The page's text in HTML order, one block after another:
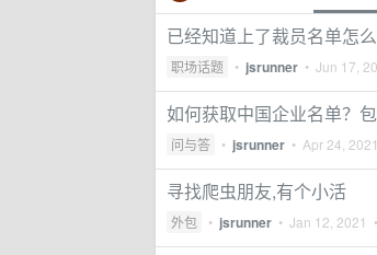
已经知道上了裁员名单怎
职场话题 • jsrunner • Jun 17,
如何获取中国企业名单？
问与答 • jsrunner • Apr 24, 2021
寻找爬虫朋友,有个小活
外包 • jsrunner • Jan 12, 2021